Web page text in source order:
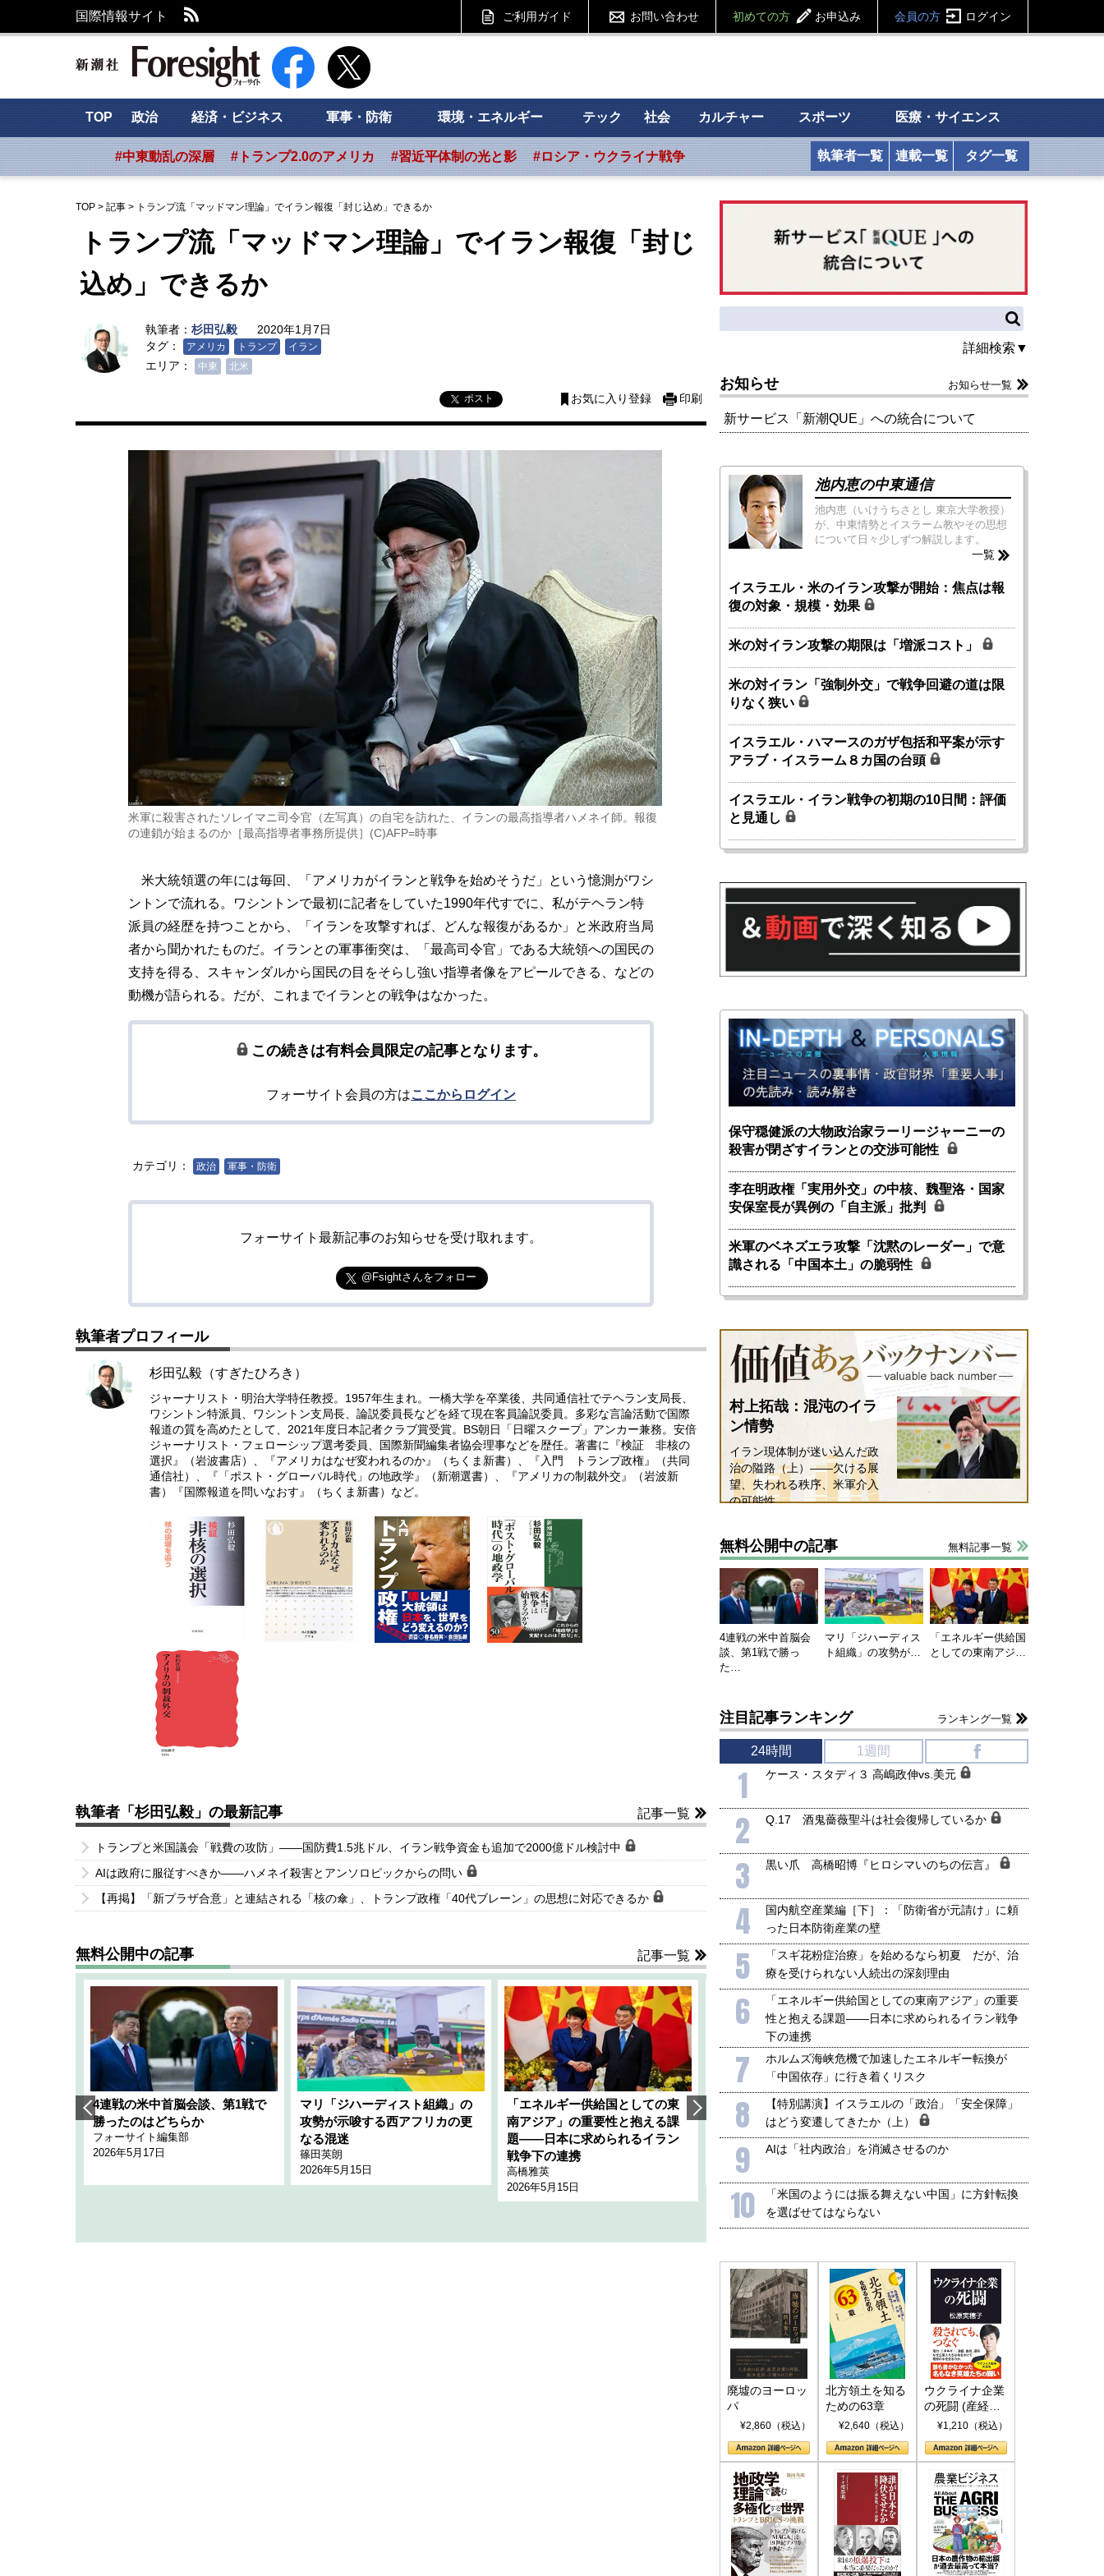
国際情報サイト ご利用ガイド お問い合わせ 初めての方 お申込み 会員の方 ログイン
新潮社 Foresight フォーサイト
TOP 政治 経済・ビジネス 軍事・防衛 環境・エネルギー テック 社会 カルチャー スポーツ 医療・サイエンス
#中東動乱の深層 #トランプ2.0のアメリカ #習近平体制の光と影 #ロシア・ウクライナ戦争 執筆者一覧 連載一覧 タグ一覧
TOP > 記事 > トランプ流「マッドマン理論」でイラン報復「封じ込め」できるか
トランプ流「マッドマン理論」でイラン報復「封じ
込め」できるか
執筆者： 杉田弘毅
2020年1月7日
タグ：
アメリカ トランプ イラン
エリア： 中東 北米
ポスト お気に入り登録 印刷
米軍に殺害されたソレイマニ司令官（左写真）の自宅を訪れた、イランの最高指導者ハメネイ師。報復
の連鎖が始まるのか［最高指導者事務所提供］(C)AFP=時事
米大統領選の年には毎回、「アメリカがイランと戦争を始めそうだ」という憶測がワシ
ントンで流れる。ワシントンで最初に記者をしていた1990年代すでに、私がテヘラン特
派員の経歴を持つことから、「イランを攻撃すれば、どんな報復があるか」と米政府当局
者から聞かれたものだ。イランとの軍事衝突は、「最高司令官」である大統領への国民の
支持を得る、スキャンダルから国民の目をそらし強い指導者像をアピールできる、などの
動機が語られる。だが、これまでイランとの戦争はなかった。
この続きは有料会員限定の記事となります。
フォーサイト会員の方はここからログイン
カテゴリ： 政治 軍事・防衛
フォーサイト最新記事のお知らせを受け取れます。
@Fsightさんをフォロー
執筆者プロフィール
杉田弘毅（すぎたひろき）
ジャーナリスト・明治大学特任教授。1957年生まれ。一橋大学を卒業後、共同通信社でテヘラン支局長、
ワシントン特派員、ワシントン支局長、論説委員長などを経て現在客員論説委員。多彩な言論活動で国際
報道の質を高めたとして、2021年度日本記者クラブ賞受賞。BS朝日「日曜スクープ」アンカー兼務。安倍
ジャーナリスト・フェローシップ選考委員、国際新聞編集者協会理事などを歴任。著書に『検証 非核の
選択』（岩波書店）、『アメリカはなぜ変われるのか』（ちくま新書）、『入門 トランプ政権』（共同
通信社）、『「ポスト・グローバル時代」の地政学』（新潮選書）、『アメリカの制裁外交』（岩波新
書）『国際報道を問いなおす』（ちくま新書）など。
執筆者「杉田弘毅」の最新記事 記事一覧
トランプと米国議会「戦費の攻防」――国防費1.5兆ドル、イラン戦争資金も追加で2000億ドル検討中
AIは政府に服従すべきか――ハメネイ殺害とアンソロピックからの問い
【再掲】「新プラザ合意」と連結される「核の傘」、トランプ政権「40代ブレーン」の思想に対応できるか
無料公開中の記事 記事一覧
4連戦の米中首脳会談、第1戦で
勝ったのはどちらか
フォーサイト編集部
2026年5月17日
マリ「ジハーディスト組織」の
攻勢が示唆する西アフリカの更
なる混迷
篠田英朗
2026年5月15日
「エネルギー供給国としての東
南アジア」の重要性と抱える課
題――日本に求められるイラン
戦争下の連携
高橋雅英
2026年5月15日
韓国にも理解してほしい「極東
1905年体制」における日米韓安
全保障協力の意味
千々和泰明
2026年5月15日
ホルムズ海峡危機で加速したエ
ネルギー転換が「中国依存」に
行き着くリスク
小山堅
詳細検索▼
お知らせ お知らせ一覧
新サービス「新潮QUE」への統合について
池内恵の中東通信
池内恵（いけうちさとし 東京大学教授）
が、中東情勢とイスラーム教やその思想
について日々少しずつ解説します。
一覧
イスラエル・米のイラン攻撃が開始：焦点は報
復の対象・規模・効果
米の対イラン攻撃の期限は「増派コスト」
米の対イラン「強制外交」で戦争回避の道は限
りなく狭い
イスラエル・ハマースのガザ包括和平案が示す
アラブ・イスラーム８カ国の台頭
イスラエル・イラン戦争の初期の10日間：評価
と見通し
保守穏健派の大物政治家ラーリージャーニーの
殺害が閉ざすイランとの交渉可能性
李在明政権「実用外交」の中核、魏聖洛・国家
安保室長が異例の「自主派」批判
米軍のベネズエラ攻撃「沈黙のレーダー」で意
識される「中国本土」の脆弱性
村上拓哉：混沌のイラ
ン情勢
イラン現体制が迷い込んだ政
治の隘路（上）――欠ける展
望、失われる秩序、米軍介入
の可能性
無料公開中の記事 無料記事一覧
4連戦の米中首脳会
談、第1戦で勝っ
た…
マリ「ジハーディス
ト組織」の攻勢が…
「エネルギー供給国
としての東南アジ…
注目記事ランキング ランキング一覧
24時間 1週間
1 ケース・スタディ３ 高嶋政伸vs.美元
2 Q.17 酒鬼薔薇聖斗は社会復帰しているか
3 黒い爪 高橋昭博『ヒロシマいのちの伝言』
4
国内航空産業編［下］：「防衛省が元請け」に頼
った日本防衛産業の壁
5
「スギ花粉症治療」を始めるなら初夏 だが、治
療を受けられない人続出の深刻理由
6
「エネルギー供給国としての東南アジア」の重要
性と抱える課題――日本に求められるイラン戦争
下の連携
7
ホルムズ海峡危機で加速したエネルギー転換が
「中国依存」に行き着くリスク
8
【特別講演】イスラエルの「政治」「安全保障」
はどう変遷してきたか（上）
9 AIは「社内政治」を消滅させるのか
10
「米国のようには振る舞えない中国」に方針転換
を選ばせてはならない
廃墟のヨーロッ
パ
¥2,860（税込）
北方領土を知る
ための63章
¥2,640（税込）
ウクライナ企業
の死闘 (産経セ
レクト S 039)
¥1,210（税込）